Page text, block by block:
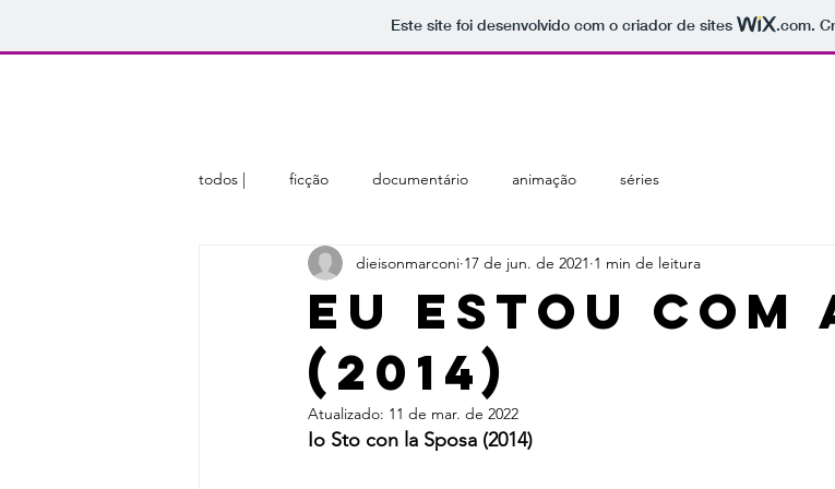
Este site foi desenvolvido com o criador de sites .com.
todos | ficção documentário animação séries
Eu estou com
(2014)
dieisonmarconi 17 de jun. de 2021 1 min de leitura
Atualizado: 11 de mar. de 2022
Io Sto con la Sposa (2014)